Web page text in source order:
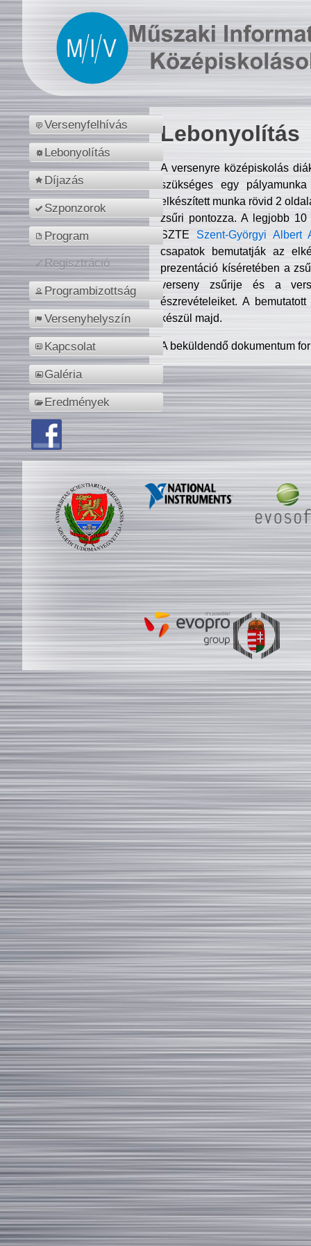
Versenyfelhívás
Lebonyolítás
Díjazás
Szponzorok
Program
Regisztráció
Programbizottság
Versenyhelyszín
Kapcsolat
Galéria
Eredmények
Lebonyolítás
A versenyre középiskolás
szükséges egy
elkészített munka rövid 2
zsűri pontozza. A legjobb
SZTE Szent-Györgyi Albert
csapatok bemutatják az
prezentáció kíséretében a
verseny zsűrije és a
észrevételeiket. A
készül majd.
A beküldendő dokumentum